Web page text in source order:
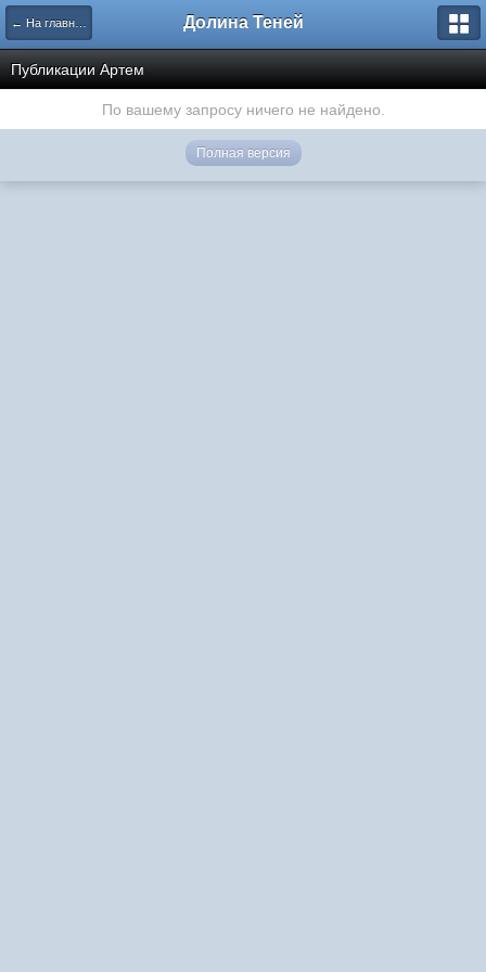
← На главную Долина Теней
Публикации Артем
По вашему запросу ничего не найдено.
Полная версия